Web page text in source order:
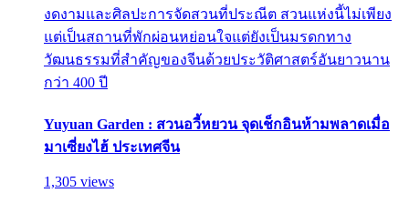
งดงามและศิลปะการจัดสวนที่ประณีต สวนแห่งนี้ไม่เพียง
แต่เป็นสถานที่พักผ่อนหย่อนใจแต่ยังเป็นมรดกทาง
วัฒนธรรมที่สำคัญของจีนด้วยประวัติศาสตร์อันยาวนาน
กว่า 400 ปี
Yuyuan Garden : สวนอวี้หยวน จุดเช็กอินห้ามพลาดเมื่อ
มาเซี่ยงไฮ้ ประเทศจีน
1,305 views